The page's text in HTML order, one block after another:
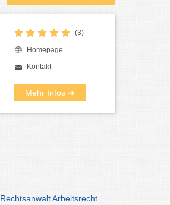
(3)
Homepage
Kontakt
Mehr Infos ➜
RechtsanwaltArbeitsrecht